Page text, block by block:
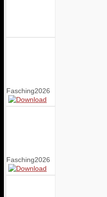
Fasching2026
Fasching2026